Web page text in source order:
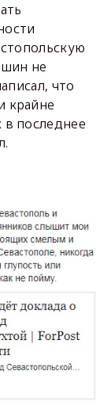
не
что
крайне
последнее